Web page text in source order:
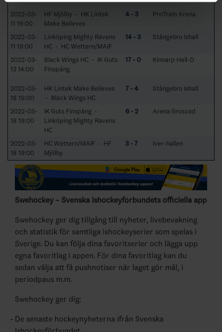
2022-03-
11 19:00
HF Mjölby - HK Lintek
Make Believes
4 - 3 ProTrain Arena
2022-03-
11 19:00
Linköping Mighty Ravens
HC - HC Wettern/MAIF
14 - 3 Stångebro Ishall
2022-03-
13 14:00
Black Wings HC - IK Guts
Finspång
17 - 0 Kinnarp Hall-D
2022-03-
18 19:00
HK Lintek Make Believes
- Black Wings HC
7 - 4 Stångebro Ishall
2022-03-
18 19:00
IK Guts Finspång -
Linköping Mighty Ravens
HC
6 - 2 Arena Grosvad
2022-03-
18 19:00
HC Wettern/MAIF - HF
Mjölby
3 - 7 Iver-hallen
Swehockey – Svenska Ishockeyförbundets officiella app
Swehockey ger dig tillgång till nyheter, livebevakning
och statistik för samtliga ishockeyserier som spelas i
Sverige. Du kan följa dina favoritserier och lägga upp
egna favoritlag i appen. För dina favoritlag kan du
sedan välja att få pushnotiser när laget gör mål, i
periodpaus m.m.
Swehockey ger dig:
De senaste hockeynyheterna ifrån Svenska